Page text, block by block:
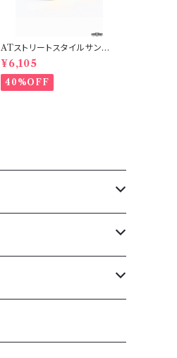
ATストリートスタイルサングラ
ス
¥6,105
40%OFF